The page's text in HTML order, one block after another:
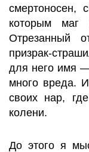
смертоносен,
которым маг
Отрезанный
призрак-
для него имя
много вреда.
своих нар,
колени.
До этого я